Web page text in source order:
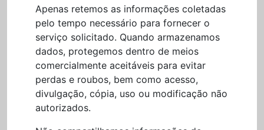
Apenas retemos as informações coletadas
pelo tempo necessário para fornecer o
serviço solicitado. Quando armazenamos
dados, protegemos dentro de meios
comercialmente aceitáveis para evitar
perdas e roubos, bem como acesso,
divulgação, cópia, uso ou modificação não
autorizados.